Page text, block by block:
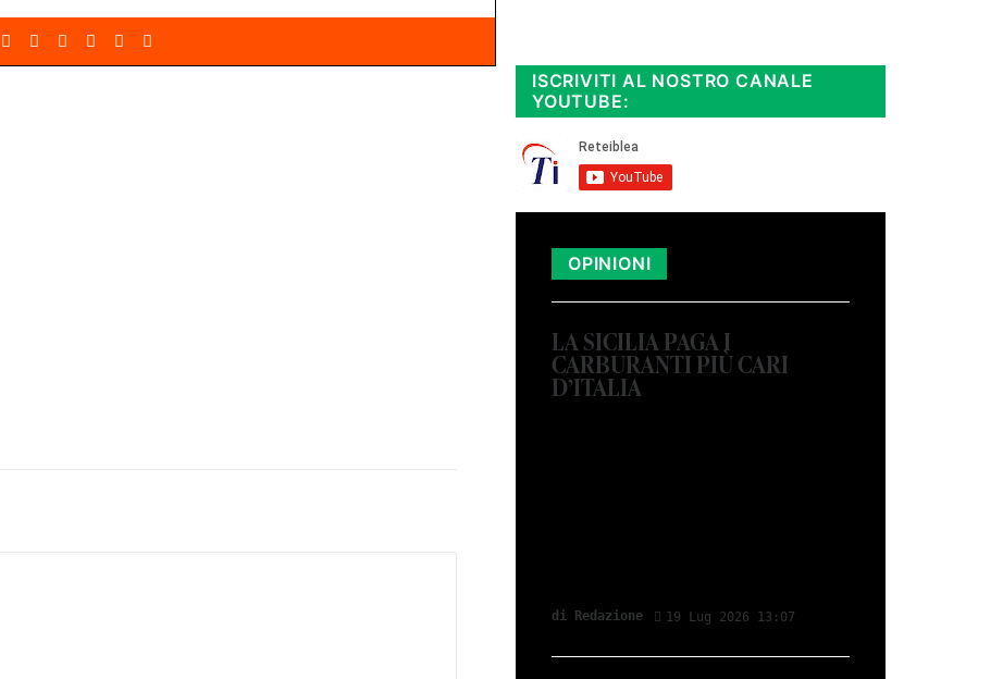
ISCRIVITI AL NOSTRO CANALE
YOUTUBE:
OPINIONI
LA SICILIA PAGA I
CARBURANTI PIÙ CARI
D’ITALIA
di Redazione 19 Lug 2026 13:07